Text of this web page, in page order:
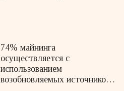
74% майнинга
осуществляется с
использованием
возобновляемых источников